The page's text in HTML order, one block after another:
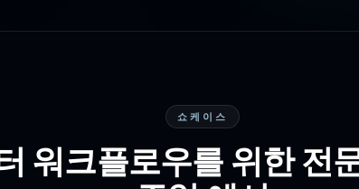
쇼케이스
워크플로우를 위한 전